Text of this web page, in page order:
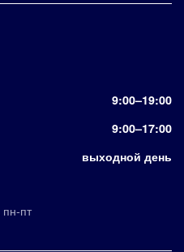
9:00–19:00
9:00–17:00
выходной день
пн-пт